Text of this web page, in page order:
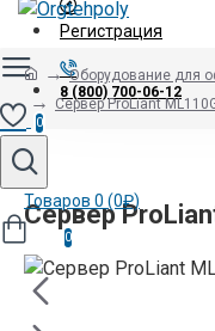
Регистрация
8 (800) 700-06-12
0
Товаров 0 (0₽)
0
Оборудование для
Сервер ProLiant
Сервер